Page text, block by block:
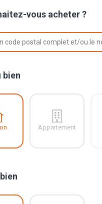
vous acheter ?
Select is focused ,type
code postal complet et/ou le
bien
Appartement